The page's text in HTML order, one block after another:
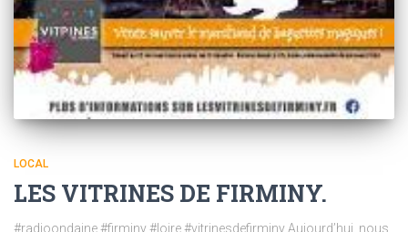
LOCAL
LES VITRINES DE FIRMINY.
#radioondaine #firminy #loire #vitrinesdefirminy Aujourd’hui, nous